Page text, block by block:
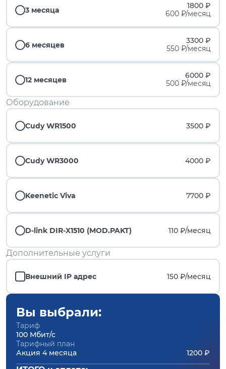
3 месяца
1800 ₽
600 ₽/месяц
6 месяцев
3300 ₽
550 ₽/месяц
12 месяцев
6000 ₽
500 ₽/месяц
Оборудование
Cudy WR1500 3500 ₽
Cudy WR3000 4000 ₽
Keenetic Viva 7700 ₽
D-link DIR-X1510 (MOD.PAKT) 110 ₽/месяц
Дополнительные услуги
Внешний IP адрес 150 ₽/месяц
Вы выбрали:
Тариф
100 Мбит/с
Тарифный план
Акция 4 месяца
1200 ₽